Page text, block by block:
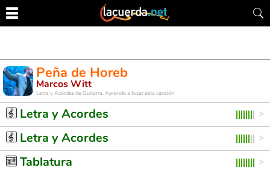
Peña de Horeb
Marcos Witt
Letra y Acordes de Guitarra. Aprende a tocar esta canción
Letra y Acordes
Letra y Acordes
Tablatura